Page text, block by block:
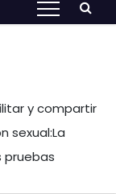
y compartir
sexual:La
pruebas